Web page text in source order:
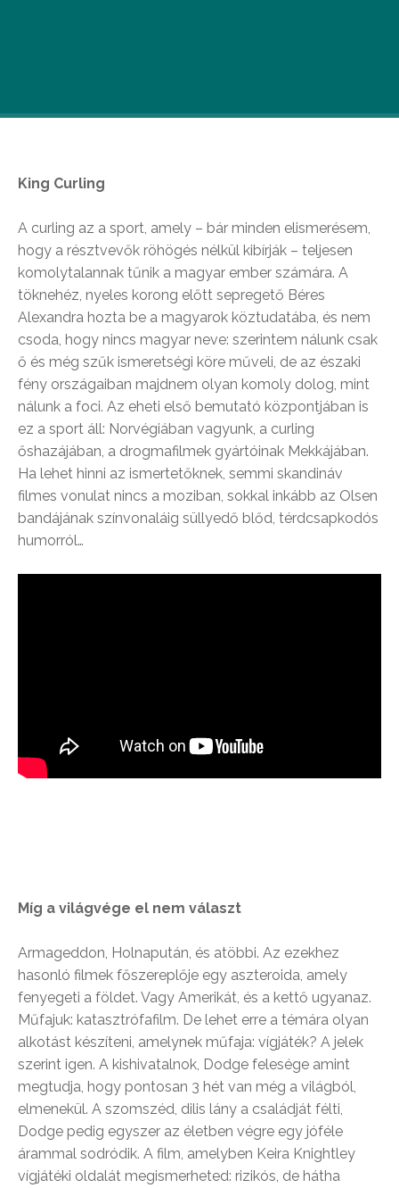
King Curling
A curling az a sport, amely – bár minden elismerésem,
hogy a résztvevők röhögés nélkül kibírják – teljesen
komolytalannak tűnik a magyar ember számára. A
töknehéz, nyeles korong előtt sepregető Béres
Alexandra hozta be a magyarok köztudatába, és nem
csoda, hogy nincs magyar neve: szerintem nálunk csak
ő és még szűk ismeretségi köre műveli, de az északi
fény országaiban majdnem olyan komoly dolog, mint
nálunk a foci. Az eheti első bemutató központjában is
ez a sport áll: Norvégiában vagyunk, a curling
őshazájában, a drogmafilmek gyártóinak Mekkájában.
Ha lehet hinni az ismertetőknek, semmi skandináv
filmes vonulat nincs a moziban, sokkal inkább az Olsen
bandájának színvonaláig süllyedő blőd, térdcsapkodós
humorról…
Míg a világvége el nem választ
Armageddon, Holnapután, és atöbbi. Az ezekhez
hasonló filmek főszereplője egy aszteroida, amely
fenyegeti a földet. Vagy Amerikát, és a kettő ugyanaz.
Műfajuk: katasztrófafilm. De lehet erre a témára olyan
alkotást készíteni, amelynek műfaja: vígjáték? A jelek
szerint igen. A kishivatalnok, Dodge felesége amint
megtudja, hogy pontosan 3 hét van még a világból,
elmenekül. A szomszéd, dilis lány a családját félti,
Dodge pedig egyszer az életben végre egy jóféle
árammal sodródik. A film, amelyben Keira Knightley
vígjátéki oldalát megismerheted: rizikós, de hátha